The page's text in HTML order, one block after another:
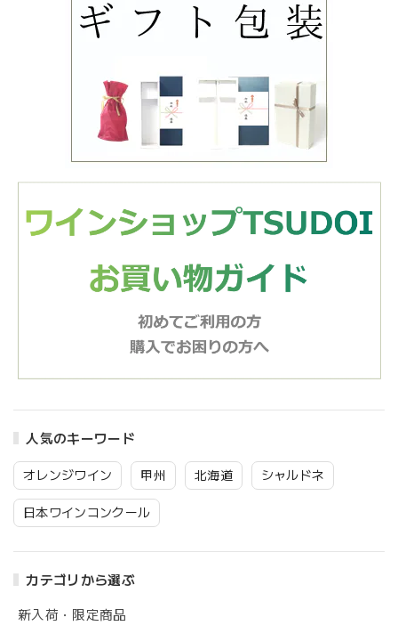
人気のキーワード
オレンジワイン 甲州 北海道 シャルドネ
日本ワインコンクール
カテゴリから選ぶ
新入荷・限定商品